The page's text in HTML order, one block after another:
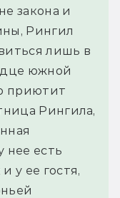
закона и
Рингил
лишь в
южной
приютит
Рингила,
нее есть
у ее гостя,